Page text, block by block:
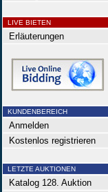
LIVE BIETEN
Erläuterungen
KUNDENBEREICH
Anmelden
Kostenlos registrieren
LETZTE AUKTIONEN
Katalog 128. Auktion